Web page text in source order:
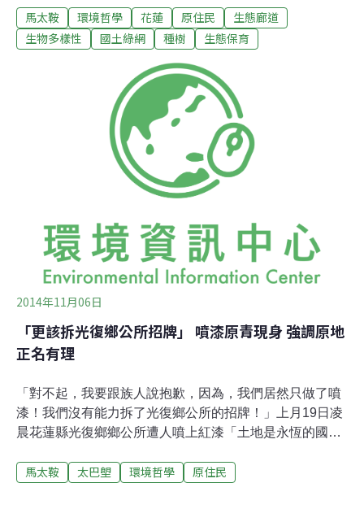
兩者的交流。為了重新串聯兩者之間的關聯，農委會啟動
的國土綠網計畫，開啟台灣第一條海岸山脈到中央山脈，
道。今年3月12日植樹節當天，總統府的中樞植樹也首度
移師東部舉辦，地點選在馬太鞍與太巴塱傳統領域因台9
線阻隔所造成的破碎帶植樹，種下可生產糧食或有利動物
棲息及覓食的林木或矮灌木，以此宣示國土綠網政策目標
與決心。植樹前，馬太鞍、太巴塱部落頭目、祭司以以族
語稟告祖靈，並以地主的身分歡迎貴賓。當天總統蔡英文
因母喪未能主持，由總統府秘書姚人多代表，但他未公開
動物穿梭兩山脈時，有一條平安回家的路，相信祖
馬太鞍 環境哲學 花蓮 原住民
生態廊道
生物多樣性
國土綠網 種樹 生態保育
2014年11月06日
「更該拆光復鄉公所招牌」 噴漆原青現身 強調原地
正名有理
「對不起，我要跟族人說抱歉，因為，我們居然只做了噴
漆！我們沒有能力拆了光復鄉公所的招牌！」上月19日凌
晨花蓮縣光復鄉鄉公所遭人噴上紅漆「土地是永恆的國
午，行動者現身警政署前，承認自己的行為，強調「原地
馬太鞍 太巴塱 環境哲學 原住民